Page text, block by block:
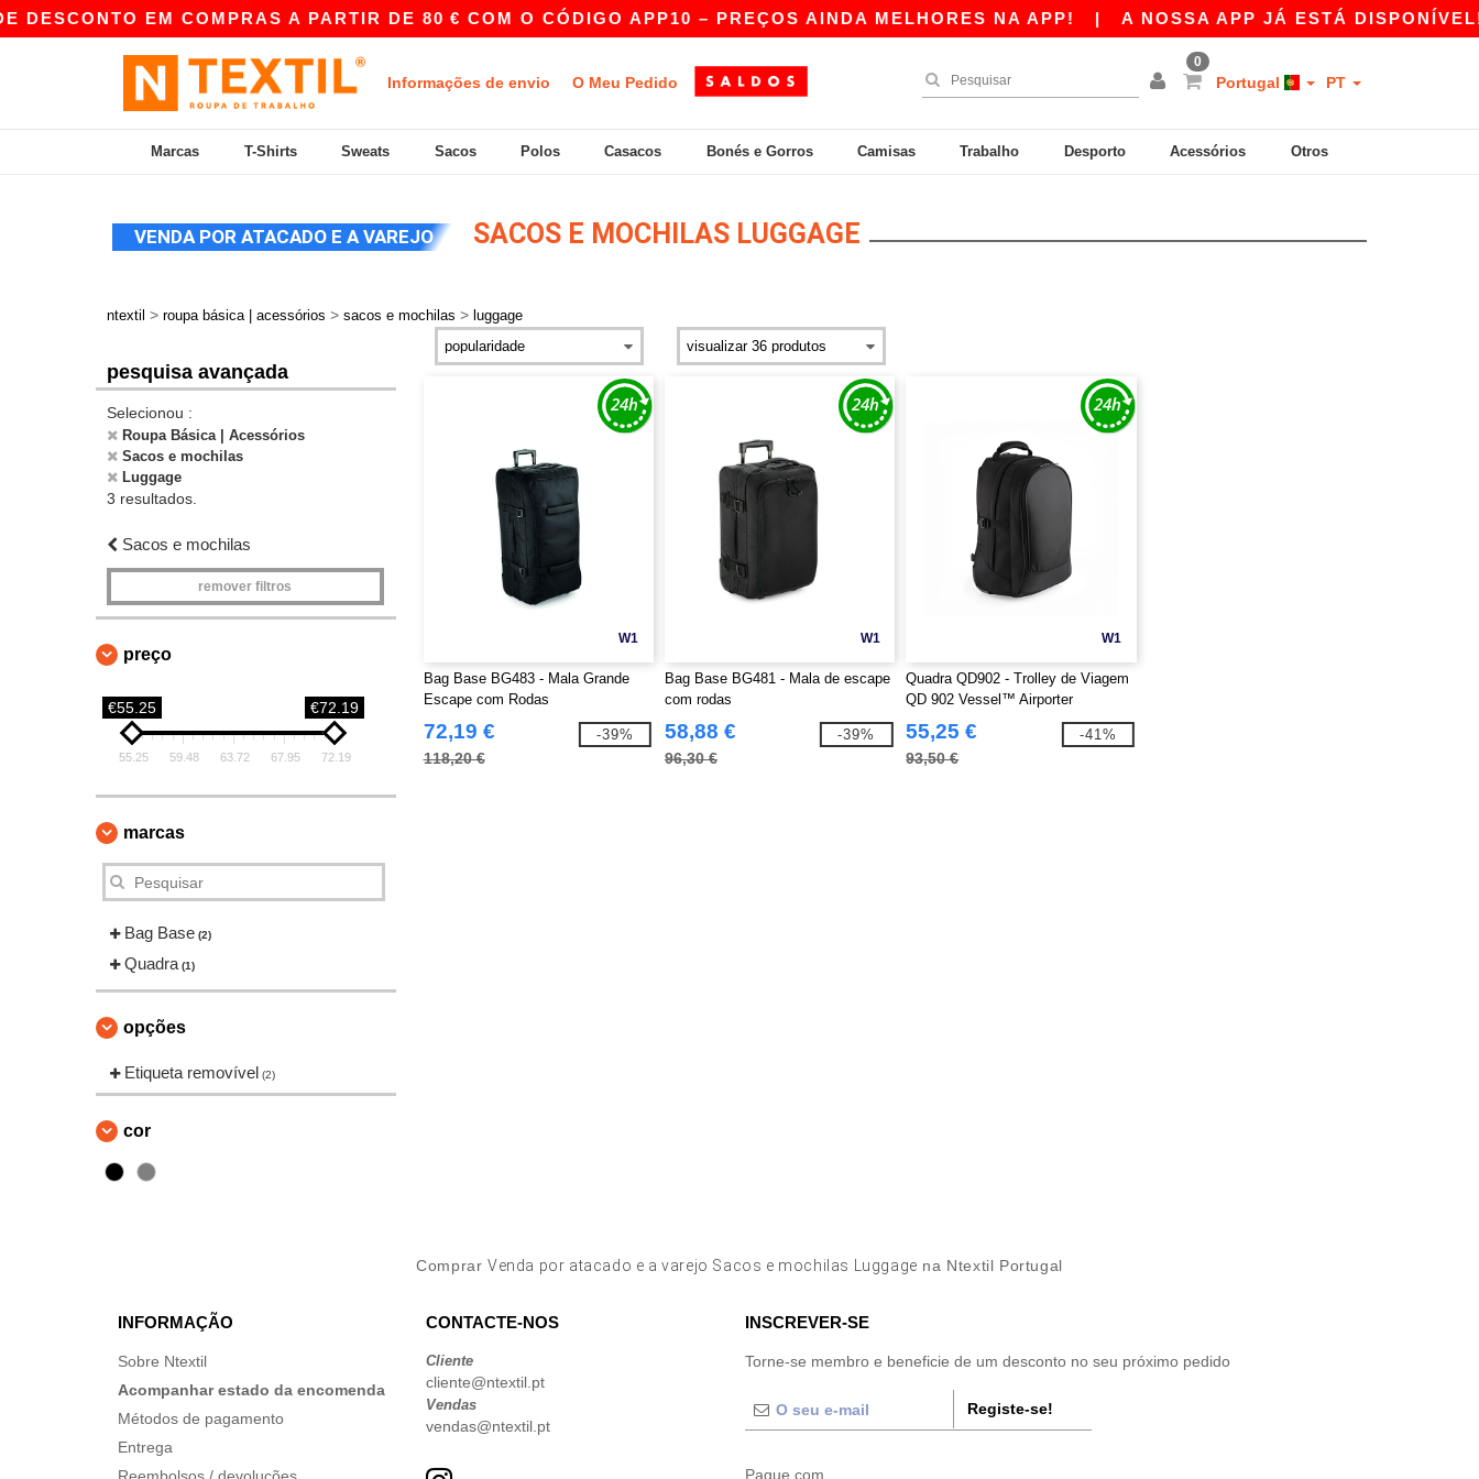
EM COMPRAS A PARTIR DE 80 € COM O CÓDIGO APP10 – PREÇOS AINDA MELHORES NA APP!| A NOSSA APP JÁ ESTÁ DISPONÍVEL!
Informações de envio O Meu Pedido
0
Portugal PT
Marcas T-Shirts Sweats Sacos Polos Casacos Bonés e Gorros Camisas Trabalho Desporto Acessórios Otros
VENDA POR ATACADO E A VAREJO SACOS E MOCHILAS LUGGAGE
ntextil > roupa básica | acessórios > sacos e mochilas > luggage
pesquisa avançada
Selecionou :
Roupa Básica | Acessórios
Sacos e mochilas
Luggage
3 resultados.
Sacos e mochilas
remover filtros
preço
€55.25 €72.19
55.25 59.48 63.72 67.95 72.19
marcas
Bag Base (2)
Quadra (1)
opções
Etiqueta removível (2)
cor
W1
Bag Base BG483 - Mala Grande
Escape com Rodas
72,19 €
118,20 €
-39%
W1
Bag Base BG481 - Mala de escape
com rodas
58,88 €
96,30 €
-39%
W1
Quadra QD902 - Trolley de Viagem
QD 902 Vessel™ Airporter
55,25 €
93,50 €
-41%
Comprar Venda por atacado e a varejo Sacos e mochilas Luggage na Ntextil Portugal
INFORMAÇÃO
Sobre Ntextil
Acompanhar estado da encomenda
Métodos de pagamento
Entrega
CONTACTE-NOS
Cliente
cliente@ntextil.pt
Vendas
vendas@ntextil.pt
INSCREVER-SE
Torne-se membro e beneficie de um desconto no seu próximo pedido
Registe-se!
Pague com